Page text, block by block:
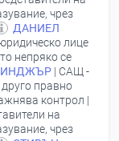
чрез
ДАНИЕЛ
лице
непряко се
| САЩ -
правно
контрол |
на
чрез